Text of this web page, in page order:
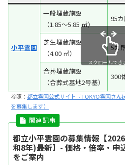
小平霊園
一般埋蔵施設
（1.85～5.85 ㎡）
95
芝生埋蔵施設
（4.00 ㎡）
5カ
合葬埋蔵施設
（合葬式墓地2号基）
300
スクロールでき
参照： 都立霊園公式サイト『TOKYO霊園さん
を募集します）
都立小平霊園の募集情報【
和8年)最新】- 価格・倍率・申
をご案内